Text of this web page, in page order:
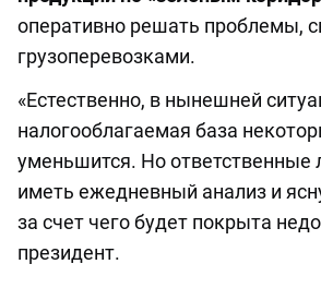
оперативно решать проблемы,
грузоперевозками.
«Естественно, в нынешней
налогооблагаемая база
уменьшится. Но
иметь ежедневный анализ и
за счет чего будет покрыта
президент.